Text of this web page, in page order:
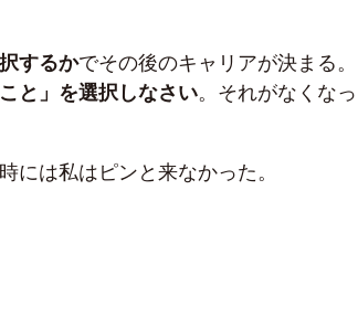
するかでその後のキャリアが決まる。
と」を選択しなさい。それがなくなっ
には私はピンと来なかった。